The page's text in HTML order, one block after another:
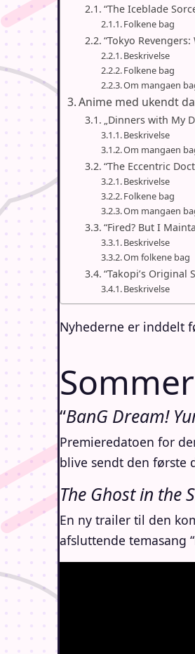
“The Iceblade
Folkene bag
“Tokyo
Beskrivelse
Folkene bag
Om mangaen
Anime med ukendt
„Dinners with My
Beskrivelse
Om mangaen
“The Eccentric
Beskrivelse
Folkene bag
Om mangaen
“Fired? But I
Beskrivelse
Om folkene bag
“Takopi’s Original
Beskrivelse
Nyhederne er inddelt
“BanG Dream!
Premieredatoen for
blive sendt den første
The Ghost in the
En ny trailer til den
afsluttende temasang